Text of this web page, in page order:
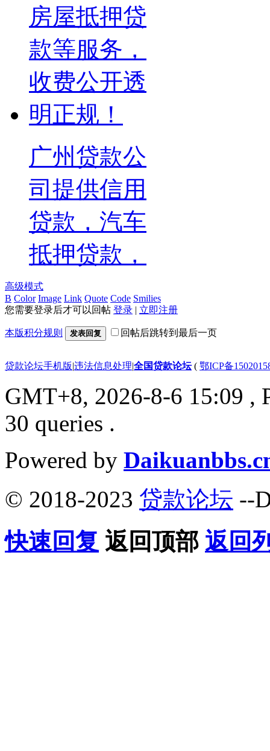
广州贷款公
司提供信用
贷款，汽车
抵押贷款，
高级模式
B Color Image Link Quote Code Smilies
您需要登录后才可以回帖 登录 | 立即注册
本版积分规则 发表回复 回帖后跳转到最后一页
贷款论坛手机版|违法信息处理|全国贷款论坛( 鄂ICP备
GMT+8, 2026-8-6 15:09 ,
30 queries .
Powered by
© 2018-2023 贷款论坛 --
快速回复 返回顶部 返回